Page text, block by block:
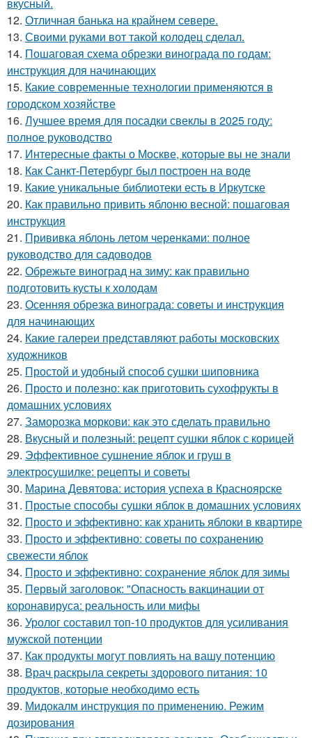
12. Отличная банька на крайнем севере.
13. Своими руками вот такой колодец сделал.
14. Пошаговая схема обрезки винограда по годам:
инструкция для начинающих
15. Какие современные технологии применяются в
городском хозяйстве
16. Лучшее время для посадки свеклы в 2025 году:
полное руководство
17. Интересные факты о Москве, которые вы не знали
18. Как Санкт-Петербург был построен на воде
19. Какие уникальные библиотеки есть в Иркутске
20. Как правильно привить яблоню весной: пошаговая
инструкция
21. Прививка яблонь летом черенками: полное
руководство для садоводов
22. Обрежьте виноград на зиму: как правильно
подготовить кусты к холодам
23. Осенняя обрезка винограда: советы и инструкция
для начинающих
24. Какие галереи представляют работы московских
художников
25. Простой и удобный способ сушки шиповника
26. Просто и полезно: как приготовить сухофрукты в
домашних условиях
27. Заморозка моркови: как это сделать правильно
28. Вкусный и полезный: рецепт сушки яблок с корицей
29. Эффективное сушнение яблок и груш в
электросушилке: рецепты и советы
30. Марина Девятова: история успеха в Красноярске
31. Простые способы сушки яблок в домашних условиях
32. Просто и эффективно: как хранить яблоки в квартире
33. Просто и эффективно: советы по сохранению
свежести яблок
34. Просто и эффективно: сохранение яблок для зимы
35. Первый заголовок: "Опасность вакцинации от
коронавируса: реальность или мифы
36. Уролог составил топ-10 продуктов для усиливания
мужской потенции
37. Как продукты могут повлиять на вашу потенцию
38. Врач раскрыла секреты здорового питания: 10
продуктов, которые необходимо есть
39. Мидокалм инструкция по применению. Режим
дозирования